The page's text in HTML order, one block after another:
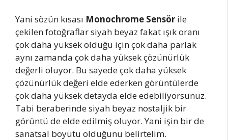
Yani sözün kısası Monochrome Sensör ile
çekilen fotoğraflar siyah beyaz fakat ışık oranı
çok daha yüksek olduğu için çok daha parlak
aynı zamanda çok daha yüksek çözünürlük
değerli oluyor. Bu sayede çok daha yüksek
çözünürlük değeri elde ederken görüntülerde
çok daha yüksek detayda elde edebiliyorsunuz.
Tabi beraberinde siyah beyaz nostaljik bir
görüntü de elde edilmiş oluyor. Yani işin bir de
sanatsal boyutu olduğunu belirtelim.